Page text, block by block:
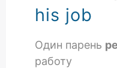
his job
Один парень
работу